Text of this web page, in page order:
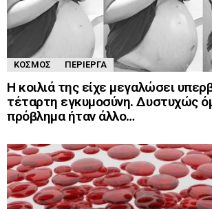
ΚΌΣΜΟΣ ΠΕΡΊΕΡΓΑ
Η κοιλιά της είχε μεγαλώσει
τέταρτη εγκυμοσύνη. Δυστυχώς
πρόβλημα ήταν άλλο…